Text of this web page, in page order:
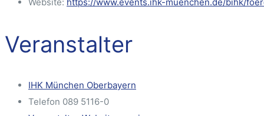
Website: https://www.events.ihk-muenchen.de/bihk/
Veranstalter
IHK München Oberbayern
Telefon 089 5116-0